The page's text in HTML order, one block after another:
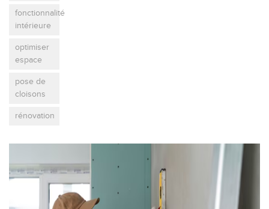
fonctionnalité
intérieure
optimiser
espace
pose de
cloisons
rénovation